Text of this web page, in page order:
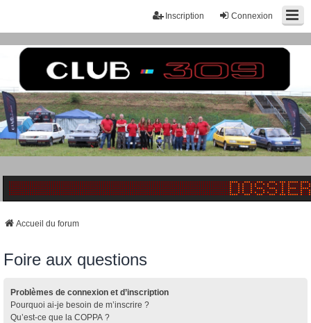
Connexion
Inscription
Accueil du forum
Foire aux questions
Problèmes de connexion et d’inscription
Pourquoi ai-je besoin de m’inscrire ?
Qu’est-ce que la COPPA ?